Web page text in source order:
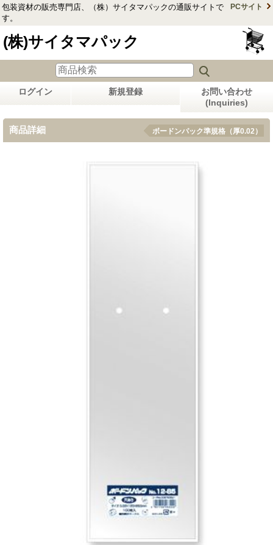
包装資材の販売専門店、（株）サイタマパックの通販サイトで
す。
PCサイト
(株)サイタマパック
ログイン 新規登録
お問い合わせ
(Inquiries)
商品詳細 ボードンパック準規格（厚0.02）